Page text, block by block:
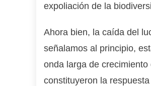
expoliación de la
Ahora bien, la caída del
señalamos al principio,
onda larga de
constituyeron la